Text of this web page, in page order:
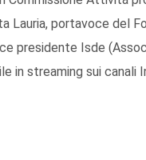
Lauria, portavoce del
presidente Isde
in streaming sui canali